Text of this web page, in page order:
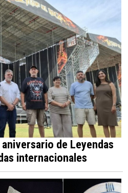
de Leyendas
internacionales